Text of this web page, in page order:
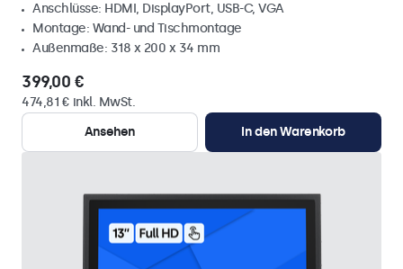
Anschlüsse: HDMI, DisplayPort, USB-C, VGA
Montage: Wand- und Tischmontage
Außenmaße: 318 x 200 x 34 mm
399,00 €
474,81 € inkl. MwSt.
Ansehen
In den Warenkorb